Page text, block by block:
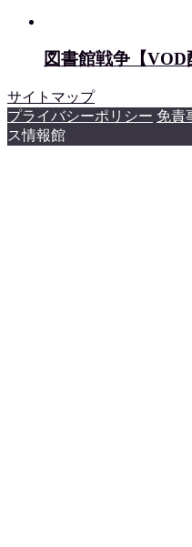
図書館戦争【VOD
サイトマップ
プライバシーポリシー 免責
ス情報館